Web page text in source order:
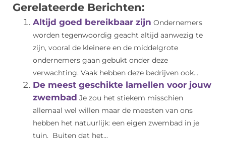
Gerelateerde Berichten:
Altijd goed bereikbaar zijn Ondernemers
worden tegenwoordig geacht altijd aanwezig te
zijn, vooral de kleinere en de middelgrote
ondernemers gaan gebukt onder deze
verwachting. Vaak hebben deze bedrijven ook...
De meest geschikte lamellen voor jouw
zwembad Je zou het stiekem misschien
allemaal wel willen maar de meesten van ons
hebben het natuurlijk: een eigen zwembad in je
tuin. Buiten dat het...